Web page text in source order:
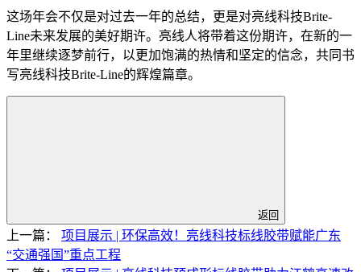
这场年会不仅是对过去一年的总结，更是对亮线科技Brite-
Line未来发展的美好期许。亮线人将带着这份期许，在新的一
年里继续逐梦前行，以更加饱满的热情和坚定的信念，共同书
写亮线科技Brite-Line的辉煌篇章。
返回
上一篇： 项目展示 | 环保高效！亮线科技标线胶带赋能广东
“交通强国”重点工程